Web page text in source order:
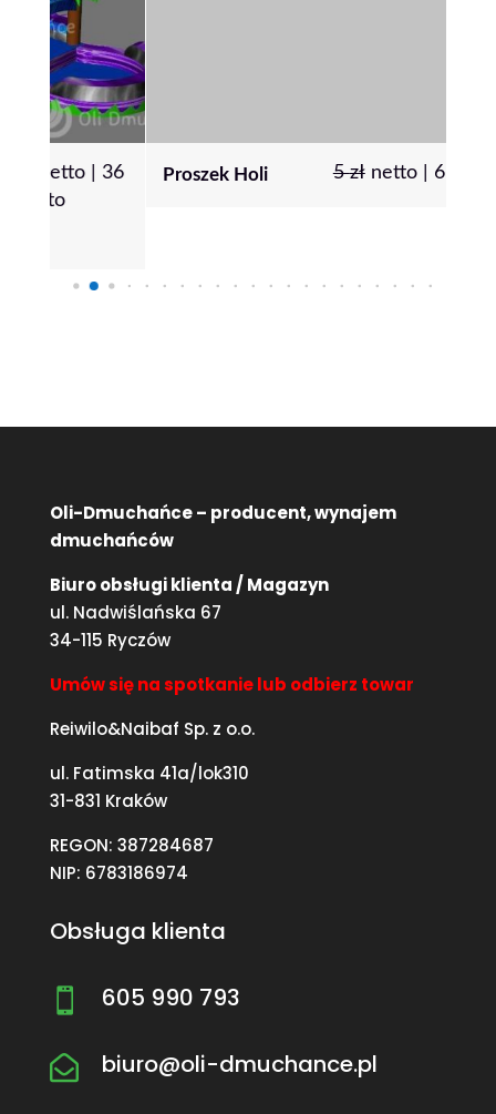
Proszek Holi 5zł netto |6zł brutto
Oli-Dmuchańce – producent, wynajem
dmuchańców
Biuro obsługi klienta / Magazyn
ul. Nadwiślańska 67
34-115 Ryczów
Umów się na spotkanie lub odbierz towar
Reiwilo&Naibaf Sp. z o.o.
ul. Fatimska 41a/lok310
31-831 Kraków
REGON: 387284687
NIP: 6783186974
Obsługa klienta
 605 990 793
 biuro@oli-dmuchance.pl